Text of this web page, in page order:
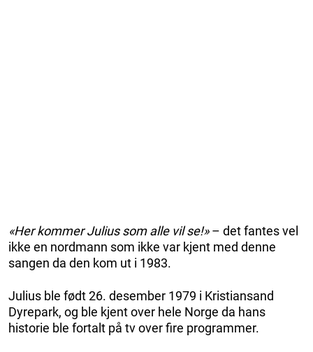
«Her kommer Julius som alle vil se!»– det fantes vel
ikke en nordmann som ikke var kjent med denne
sangen da den kom ut i 1983.
Julius ble født 26. desember 1979 i Kristiansand
Dyrepark, og ble kjent over hele Norge da hans
historie ble fortalt på tv over fire programmer.